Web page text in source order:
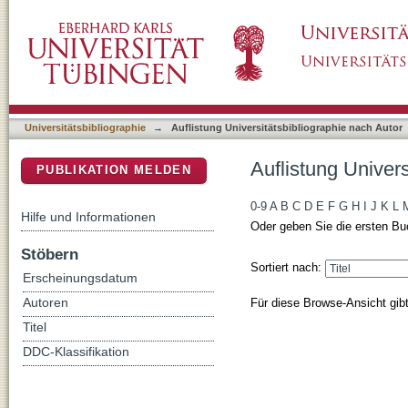
Universitätsbibliographie → Auflistung Universitätsbibliographie nach Autor
Auflistung
0-9 A B C D E F G H J K L
Oder geben Sie die ersten
Sortiert nach:
Für diese Browse-Ansicht
PUBLIKATION MELDEN
Hilfe und Informationen
Stöbern
Erscheinungsdatum
Autoren
Titel
DDC-Klassifikation